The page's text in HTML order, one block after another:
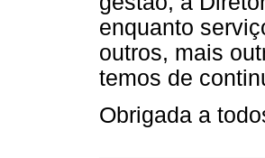
enquanto
outros, mais
temos de
Obrigada a